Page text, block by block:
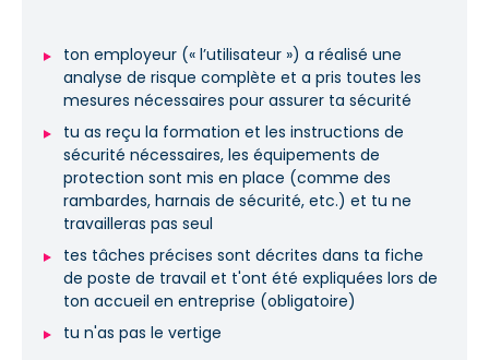
ton employeur (« l’utilisateur ») a réalisé une
analyse de risque complète et a pris toutes les
mesures nécessaires pour assurer ta sécurité
tu as reçu la formation et les instructions de
sécurité nécessaires, les équipements de
protection sont mis en place (comme des
rambardes, harnais de sécurité, etc.) et tu ne
travailleras pas seul
tes tâches précises sont décrites dans ta fiche
de poste de travail et t'ont été expliquées lors de
ton accueil en entreprise (obligatoire)
tu n'as pas le vertige